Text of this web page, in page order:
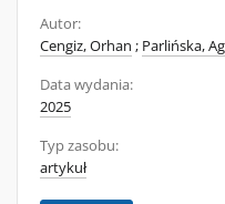
Autor:
Cengiz, Orhan ; Parlińska,
Data wydania:
2025
Typ zasobu:
artykuł